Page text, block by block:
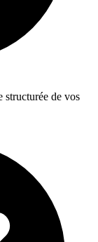
structurée de vos